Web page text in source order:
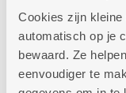
Cookies zijn kleine
automatisch op je
bewaard. Ze
eenvoudiger te
Je richt je